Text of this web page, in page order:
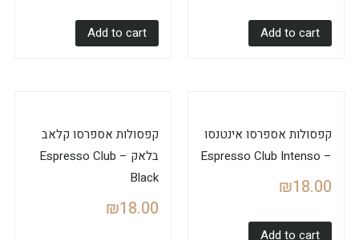
Add to cart
Add to cart
קפסולות אספרסו אינטנסו
– Espresso Club Intenso
₪18.00
Add to cart
קפסולות אספרסו קלאב
בלאק – Espresso Club
Black
₪18.00